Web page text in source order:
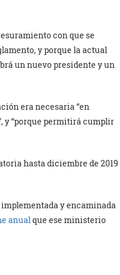
con que se
y porque la actual
un nuevo presidente y un
era necesaria “en
y “porque permitirá cumplir
hasta diciembre de 2019
implementada y encaminada
anualque ese ministerio